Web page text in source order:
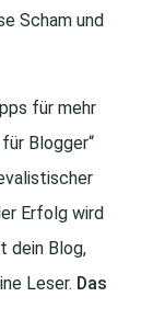
Scham und
für mehr
Blogger“
Erfolg wird
dein Blog,
Leser. Das